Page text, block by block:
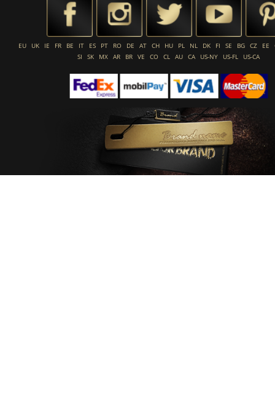
EU UK IE FR BE IT ES PT RO DE AT CH HU PL NL DK FI SE BG CZ EE
SI
SK MX AR BR VE CO CL AU CA US-NY US-FL US-CA